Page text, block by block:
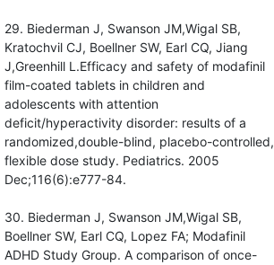
29. Biederman J, Swanson JM,Wigal SB,
Kratochvil CJ, Boellner SW, Earl CQ, Jiang
J,Greenhill L.Efficacy and safety of modafinil
film-coated tablets in children and
adolescents with attention
deficit/hyperactivity disorder: results of a
randomized,double-blind, placebo-controlled,
flexible dose study. Pediatrics. 2005
Dec;116(6):e777-84.
30. Biederman J, Swanson JM,Wigal SB,
Boellner SW, Earl CQ, Lopez FA; Modafinil
ADHD Study Group. A comparison of once-